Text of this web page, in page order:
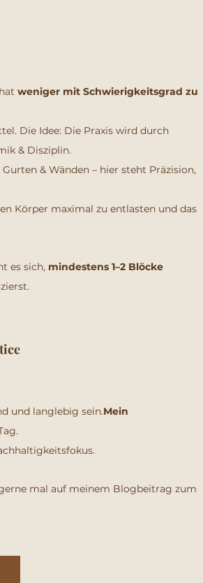
weniger mit Schwierigkeitsgrad zu
Die Idee: Die Praxis wird durch
& Disziplin.
& Wänden – hier steht Präzision,
Körper maximal zu entlasten und das
es sich, mindestens 1–2 Blöcke
und langlebig sein.Mein
mal auf meinem Blogbeitrag zum